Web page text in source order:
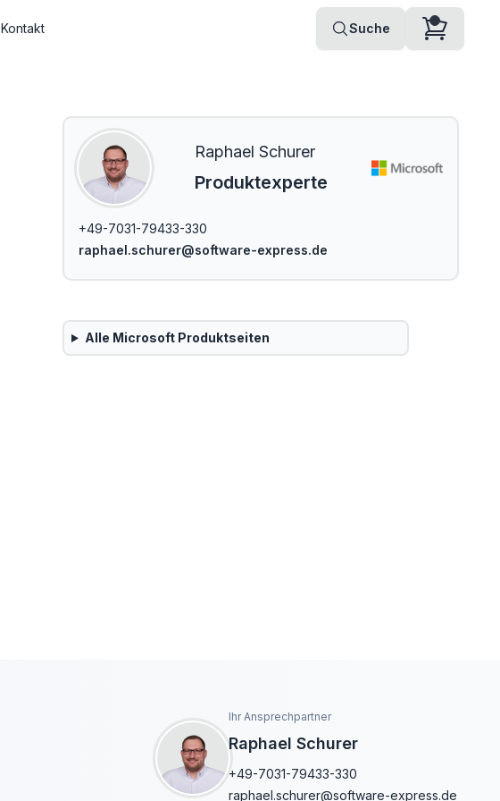
Kontakt Suche
Raphael Schurer
Produktexperte
+49-7031-79433-330
raphael.schurer@software-express.de
Alle MicrosoftProduktseiten
Ihr Ansprechpartner
Raphael Schurer
+49-7031-79433-330
raphael.schurer@software-express.de